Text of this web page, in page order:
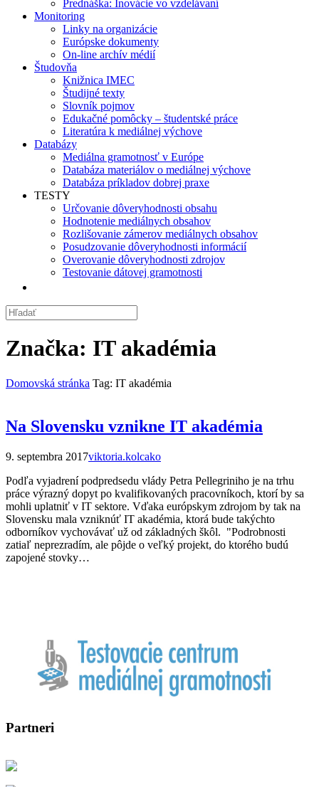
Prednáška: Inovácie vo vzdelávaní
Monitoring
Linky na organizácie
Európske dokumenty
On-line archív médií
Študovňa
Knižnica IMEC
Študijné texty
Slovník pojmov
Edukačné pomôcky – študentské práce
Literatúra k mediálnej výchove
Databázy
Mediálna gramotnosť v Európe
Databáza materiálov o mediálnej výchove
Databáza príkladov dobrej praxe
TESTY
Určovanie dôveryhodnosti obsahu
Hodnotenie mediálnych obsahov
Rozlišovanie zámerov mediálnych obsahov
Posudzovanie dôveryhodnosti informácií
Overovanie dôveryhodnosti zdrojov
Testovanie dátovej gramotnosti
Značka: IT akadémia
Domovská stránka Tag: IT akadémia
Na Slovensku vznikne IT akadémia
9. septembra 2017viktoria.kolcako
Podľa vyjadrení podpredsedu vlády Petra Pellegriniho je na trhu
práce výrazný dopyt po kvalifikovaných pracovníkoch, ktorí by sa
mohli uplatniť v IT sektore. Vďaka európskym zdrojom by tak na
Slovensku mala vzniknúť IT akadémia, ktorá bude takýchto
odborníkov vychovávať už od základných škôl. "Podrobnosti
zatiaľ neprezradím, ale pôjde o veľký projekt, do ktorého budú
zapojené stovky…
Partneri